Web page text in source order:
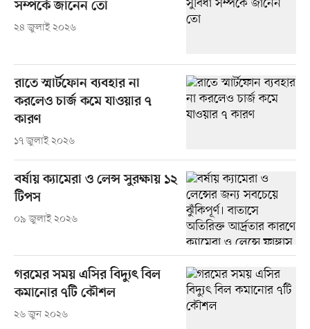
সম্পর্কে জানেন তো
২৪ জুলাই ২০২৬
রাতে স্মার্টফোন ব্যবহার না
করলেও চার্জ কমে যাওয়ার ৭
কারণ
১৭ জুলাই ২০২৬
বর্ষায় ক্যামেরা ও লেন্স সুরক্ষায় ১২
টিপস
০৯ জুলাই ২০২৬
গরমের সময় এসির বিদ্যুৎ বিল
কমানোর ৭টি কৌশল
২৬ জুন ২০২৬